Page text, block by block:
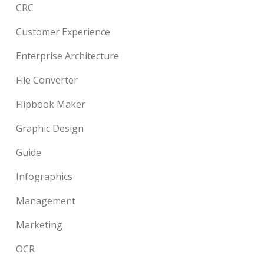
CRC
Customer Experience
Enterprise Architecture
File Converter
Flipbook Maker
Graphic Design
Guide
Infographics
Management
Marketing
OCR